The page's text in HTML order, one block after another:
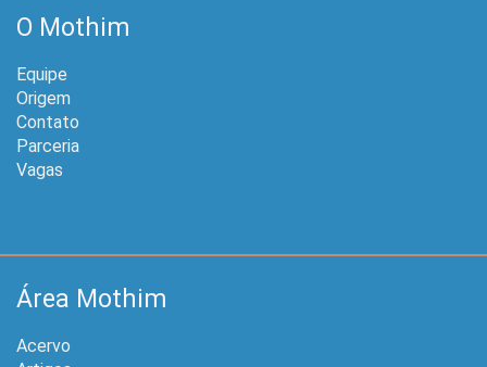
O Mothim
Equipe
Origem
Contato
Parceria
Vagas
Área Mothim
Acervo